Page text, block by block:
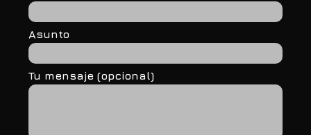
Asunto
Tu mensaje (opcional)